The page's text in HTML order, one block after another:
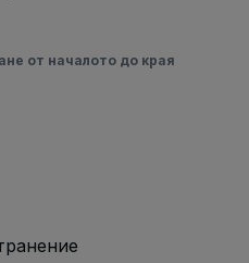
от началото до края